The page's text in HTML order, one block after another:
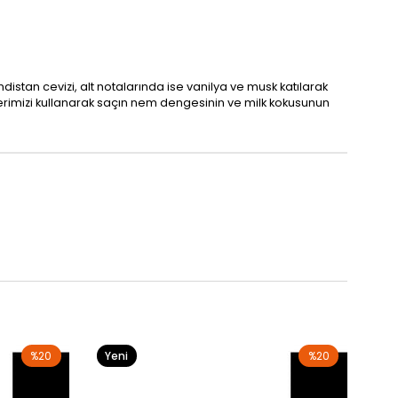
cevizi, alt notalarında ise vanilya ve musk katılarak
kullanarak saçın nem dengesinin ve milk kokusunun
%20 %20
Yeni